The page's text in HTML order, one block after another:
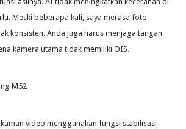
Meski beberapa kali, saya merasa foto
konsisten. Anda juga harus menjaga tangan
kamera utama tidak memiliki OIS.
video menggunakan fungsi stabilisasi